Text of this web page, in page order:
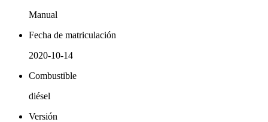
Manual
Fecha de matriculación
2020-10-14
Combustible
diésel
Versión